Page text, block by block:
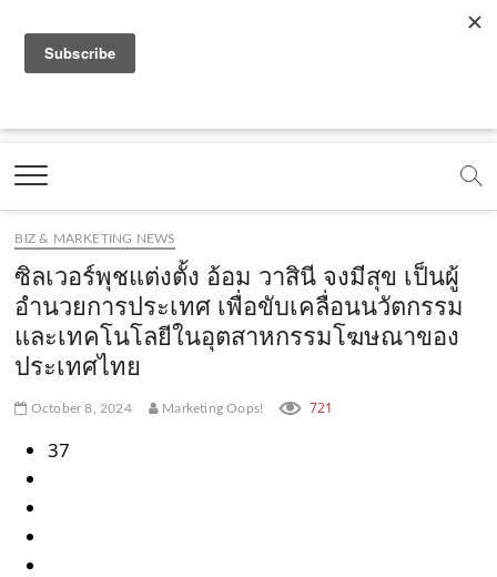
a
e
b
o
o
k
.
c
o
m
o
t
b
e
.
c
o
m
.
o
e
m
e
t
g
r
a
m
c
t
k
c
o
Marketing Oops!
DIGITAL | CREATIVE | ADVERTISING | CAMPAIGN |
BIZ & MARKETING NEWS
ซิลเวอร์พุชแต่งตั้ง อ้อม วาสินี จงมีสุข เป็นผู้
อำนวยการประเทศ เพื่อขับเคลื่อนนวัตกรรม
และเทคโนโลยีในอุตสาหกรรมโฆษณาของ
ประเทศไทย
October 8, 2024 Marketing Oops! 721
37